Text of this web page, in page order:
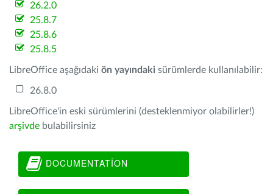
26.2.0
25.8.7
25.8.6
25.8.5
LibreOffice aşağıdaki ön yayındaki sürümlerde kullanılabilir:
26.8.0
LibreOffice'in eski sürümlerini (desteklenmiyor olabilirler!)
arşivde bulabilirsiniz
DOCUMENTATION